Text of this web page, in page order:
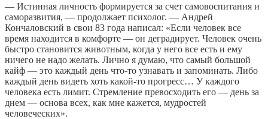
— Истинная личность формируется за счет самовоспитания и
саморазвития, — продолжает психолог. — Андрей
Кончаловский в свои 83 года написал: «Если человек все
время находится в комфорте — он деградирует. Человек очень
быстро становится животным, когда у него все есть и ему
ничего не надо желать. Лично я думаю, что самый большой
кайф — это каждый день что-то узнавать и запоминать. Либо
каждый день видеть хоть какой-то прогресс… У каждого
человека есть лимит. Стремление превосходить его — день за
днем — основа всех, как мне кажется, мудростей
человеческих».